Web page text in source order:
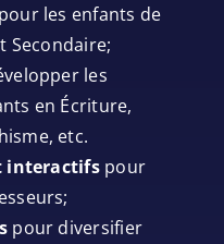
pour les enfants de
Secondaire;
les
en Écriture,
etc.
interactifspour
pour diversifier